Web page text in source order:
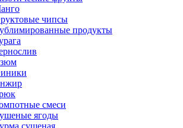
чипсы
продукты
смеси
ягоды
сушеная